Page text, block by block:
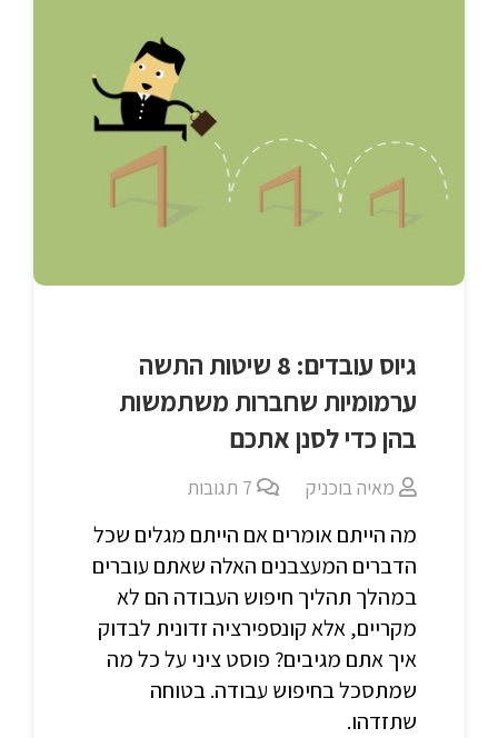
גיוס עובדים: 8 שיטות התשה
ערמומיות שחברות משתמשות
בהן כדי לסנן אתכם
מאיה בוכניק 7 תגובות
מה הייתם אומרים אם הייתם מגלים שכל
הדברים המעצבנים האלה שאתם עוברים
במהלך תהליך חיפוש העבודה הם לא
מקריים, אלא קונספירציה זדונית לבדוק
איך אתם מגיבים? פוסט ציני על כל מה
שמתסכל בחיפוש עבודה. בטוחה
שתזדהו.